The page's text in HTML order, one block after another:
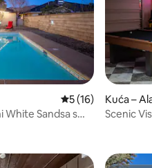
Prosječna ocjena:
5 (16)
White Sandsa s
Kuća –
Scenic